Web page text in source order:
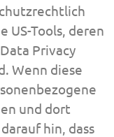
US-Tools, deren
Privacy
Wenn diese
und dort
hin, dass